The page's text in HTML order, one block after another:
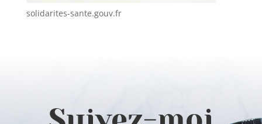
solidarites-sante.gouv.fr